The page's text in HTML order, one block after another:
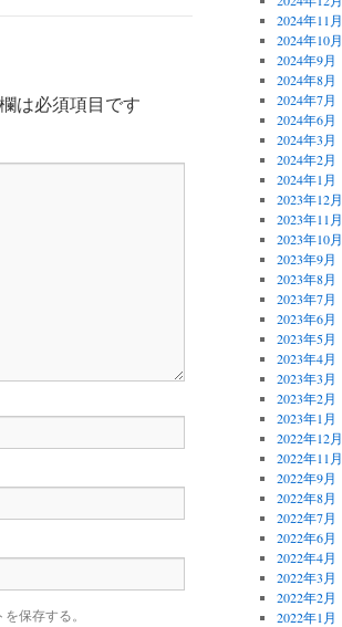
は必須項目です
保存する。
2024年11月
2024年10月
2024年9月
2024年8月
2024年7月
2024年6月
2024年3月
2024年2月
2024年1月
2023年12月
2023年11月
2023年10月
2023年9月
2023年8月
2023年7月
2023年6月
2023年5月
2023年4月
2023年3月
2023年2月
2023年1月
2022年12月
2022年11月
2022年9月
2022年8月
2022年7月
2022年6月
2022年4月
2022年3月
2022年2月
2022年1月